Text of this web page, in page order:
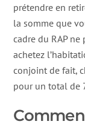
prétendre en
la somme que
cadre du RAP
achetez
conjoint de fait,
pour un total de